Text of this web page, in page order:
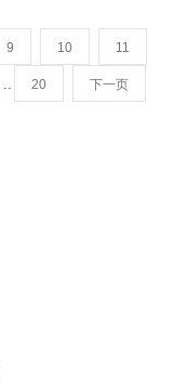
9 10 11
20 下一页